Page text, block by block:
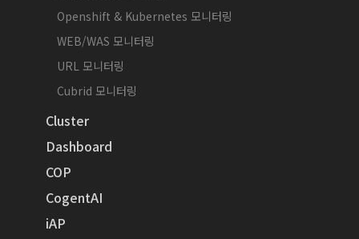
Openshift & Kubernetes 모니터링
WEB/WAS 모니터링
URL 모니터링
Cubrid 모니터링
Cluster
Dashboard
COP
CogentAI
iAP